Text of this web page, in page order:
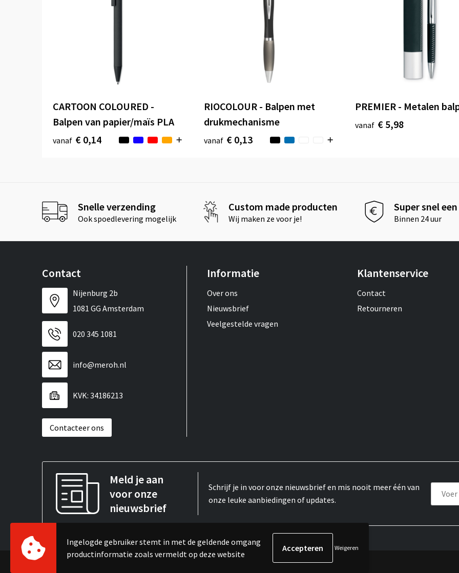
CARTOON COLOURED -
Balpen van papier/maïs PLA
vanaf € 0,14
RIOCOLOUR - Balpen met
drukmechanisme
vanaf € 0,13
PREMIER - Metalen
vanaf € 5,98
Snelle verzending
Ook spoedlevering mogelijk
Custom made producten
Wij maken ze voor je!
Super snel
Binnen 24 uur
Contact
Nijenburg 2b
1081 GG Amsterdam
020 345 1081
info@meroh.nl
KVK: 34186213
Contacteer ons
Informatie
Over ons
Nieuwsbrief
Veelgestelde vragen
Klantenservice
Contact
Retourneren
Meld je aan
voor onze
nieuwsbrief
Schrijf je in voor onze nieuwsbrief en mis nooit meer één van
onze leuke aanbiedingen of updates.
Ingelogde gebruiker stemt in met de geldende omgang
productinformatie zoals vermeldt op deze website
Weigeren